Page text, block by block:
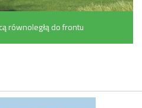
równoległą do frontu